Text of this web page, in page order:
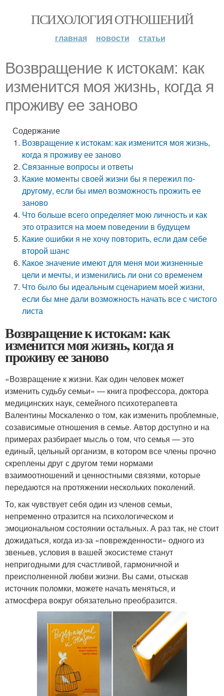
ПСИХОЛОГИЯ ОТНОШЕНИЙ
главная новости статьи
Возвращение к истокам: как
изменится моя жизнь, когда я
проживу ее заново
Содержание
Возвращение к истокам: как изменится моя жизнь,
когда я проживу ее заново
Связанные вопросы и ответы
Какие моменты своей жизни бы я пережил по-
другому, если бы имел возможность прожить ее
заново
Что больше всего определяет мою личность и как
это отразится на моем поведении в будущем
Какие ошибки я не хочу повторить, если дам себе
второй шанс
Какое значение имеют для меня мои жизненные
цели и мечты, и изменились ли они со временем
Что было бы идеальным сценарием моей жизни,
если бы мне дали возможность начать все с чистого
листа
Возвращение к истокам: как
изменится моя жизнь, когда я
проживу ее заново
«Возвращение к жизни. Как один человек может
изменить судьбу семьи» — книга профессора, доктора
медицинских наук, семейного психотерапевта
Валентины Москаленко о том, как изменить проблемные,
созависимые отношения в семье. Автор доступно и на
примерах разбирает мысль о том, что семья — это
единый, цельный организм, в котором все члены прочно
скреплены друг с другом теми нормами
взаимоотношений и ценностными связями, которые
передаются на протяжении нескольких поколений.
То, как чувствует себя один из членов семьи,
непременно отразится на психологическом и
эмоциональном состоянии остальных. А раз так, не стоит
дожидаться, когда из-за «поврежденности» одного из
звеньев, условия в вашей экосистеме станут
непригодными для счастливой, гармоничной и
преисполненной любви жизни. Вы сами, отыскав
источник поломки, можете начать меняться, и
атмосфера вокруг обязательно преобразится.